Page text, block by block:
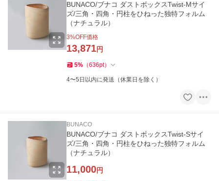
BUNACO/ブナコ ダストボックスTwist-Mサイ
ズ/三角・四角・円柱をひねった独特フォルム
（ナチュラル）
3%OFF価格
13,871円
5% （636pt）
4〜5日以内に発送（休業日を除く）
BUNACO
BUNACO/ブナコ ダストボックスTwist-Sサイ
ズ/三角・四角・円柱をひねった独特フォルム
（ナチュラル）
11,000円